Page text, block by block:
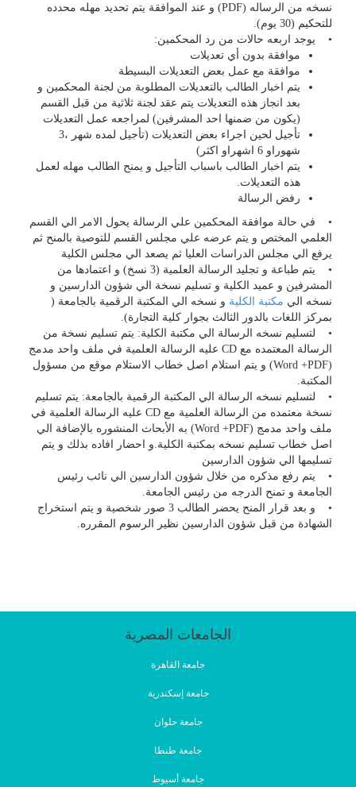
نسخه من الرساله (PDF) و عند الموافقة يتم تحديد مهله محدده
للتحكيم (30 يوم).
• يوجد اربعه حالات من رد المحكمين:
موافقة بدون أي تعديلات
موافقة مع عمل بعض التعديلات البسيطة
يتم اخبار الطالب بالتعديلات المطلوبة من لجنة المحكمين و
بعد انجاز هذه التعديلات يتم عقد لجنة ثلاثية من قبل القسم
(يكون من ضمنها احد المشرفين) لمراجعه عمل التعديلات
تأجيل لحين اجراء بعض التعديلات (تأجيل لمده شهر ،3
شهوراو 6 اشهراو اكثر)
يتم اخبار الطالب باسباب التأجيل و يمنح الطالب مهله لعمل
هذه التعديلات.
رفض الرسالة
• في حالة موافقة المحكمين علي الرسالة يحول الامر الي القسم
العلمي المختص و يتم عرضه علي مجلس القسم للتوصية بالمنح ثم
يرفع الي مجلس الدراسات العليا ثم يصعد الي مجلس الكلية
• يتم طباعة و تجليد الرسالة العلمية (3 نسخ) و اعتمادها من
المشرفين و عميد الكلية و تسليم نسخة الي شؤون الدارسين و
نسخه الي مكتبة الكلية و نسخه الي المكتبة الرقمية بالجامعة (
بمركز اللغات بالدور الثالث بجوار كلية التجارة).
• لتسليم نسخه الرسالة الي مكتبة الكلية: يتم تسليم نسخة من
الرسالة المعتمده مع CD عليه الرسالة العلمية في ملف واحد مدمج
(Word +PDF) و يتم استلام اصل خطاب الاستلام موقع من مسؤول
المكتبة.
• لتسليم نسخه الرسالة الي المكتبة الرقمية بالجامعة: يتم تسليم
نسخة معتمده من الرسالة العلمية مع CD عليه الرسالة العلمية في
ملف واحد مدمج (Word +PDF) به الأبحاث المنشوره بالإضافة الي
اصل خطاب تسليم نسخه بمكتبة الكلية.و احضار افاده بذلك و يتم
تسليمها الي شؤون الدارسين
• يتم رفع مذكره من خلال شؤون الدارسين الي نائب رئيس
الجامعة و تمنح الدرجه من رئيس الجامعة.
• و بعد قرار المنح يحضر الطالب 3 صور شخصية و يتم استخراج
الشهادة من قبل شؤون الدارسين نظير الرسوم المقرره.
الجامعات المصرية
جامعة القاهرة
جامعة إسكندرية
جامعة حلوان
جامعة طنطا
جامعة أسيوط